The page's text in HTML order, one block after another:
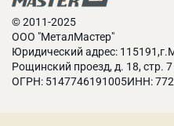
Оснащение датчиками
установки инструментов.
Высокоскоростной
обработка широкого
сталь, алюминий,
© 2011-2025
ООО "МеталМастер"
Юридический адрес:
Рощинский проезд, д. 18, стр. 7
ОГРН: 5147746191005ИНН: